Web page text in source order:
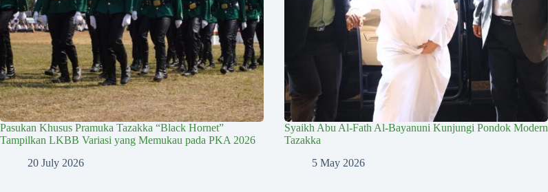
Pasukan Khusus Pramuka Tazakka “Black Hornet”
Tampilkan LKBB Variasi yang Memukau pada PKA 2026
20 July 2026
Syaikh Abu Al-Fath Al-Bayanuni Kunjungi Pondok Modern
Tazakka
5 May 2026